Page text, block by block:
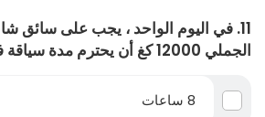
11. في اليوم الواحد ، يجب على سائق
الجملي 12000 كغ أن يحترم مدة سياقة فعلية لا تفوق :
8 ساعات